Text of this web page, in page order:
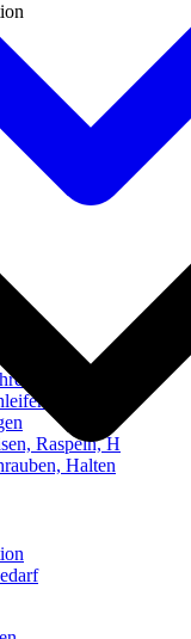
Bohrhilfen
Poliere
Raspeln, H
Halten